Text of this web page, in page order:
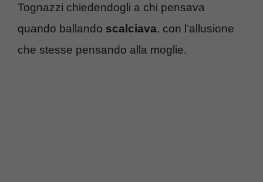
Tognazzi chiedendogli a chi pensava
quando ballando scalciava, con l’allusione
che stesse pensando alla moglie.